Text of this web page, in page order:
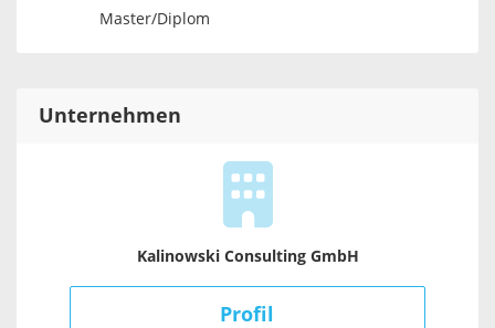
Master/Diplom
Unternehmen
Kalinowski Consulting GmbH
Profil